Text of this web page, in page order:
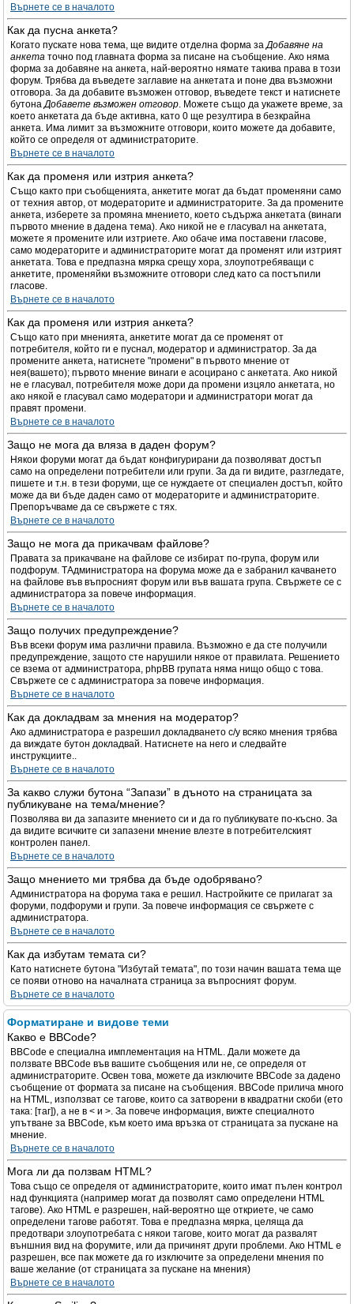
Върнете се в началото
Как да пусна анкета?
Когато пускате нова тема, ще видите отделна форма заДобавяне на
анкета точно под главната форма за писане на съобщение. Ако няма
форма за добавяне на анкета, най-вероятно нямате такива права в този
форум. Трябва да въведете заглавие на анкетата и поне два възможни
отговора. За да добавите възможен отговор, въведете текст и натиснете
бутонаДобавете възможен отговор. Можете също да укажете време, за
което анкетата да бъде активна, като 0 ще резултира в безкрайна
анкета. Има лимит за възможните отговори, които можете да добавите,
който се определя от администраторите.
Върнете се в началото
Как да променя или изтрия анкета?
Също както при съобщенията, анкетите могат да бъдат променяни само
от техния автор, от модераторите и администраторите. За да промените
анкета, изберете за промяна мнението, което съдържа анкетата (винаги
първото мнение в дадена тема). Ако никой не е гласувал на анкетата,
можете я промените или изтриете. Ако обаче има поставени гласове,
само модераторите и администраторите могат да променят или изтрият
анкетата. Това е предпазна мярка срещу хора, злоупотребяващи с
анкетите, променяйки възможните отговори след като са постъпили
гласове.
Върнете се в началото
Как да променя или изтрия анкета?
Също като при мненията, анкетите могат да се променят от
потребителя, който ги е пуснал, модератор и администратор. За да
промените анкета, натиснете "промени" в първото мнение от
нея(вашето); първото мнение винаги е асоцирано с анкетата. Ако никой
не е гласувал, потребителя може дори да промени изцяло анкетата, но
ако някой е гласувал само модератори и администратори могат да
правят промени.
Върнете се в началото
Защо не мога да вляза в даден форум?
Някои форуми могат да бъдат конфигурирани да позволяват достъп
само на определени потребители или групи. За да ги видите, разгледате,
пишете и т.н. в тези форуми, ще се нуждаете от специален достъп, който
може да ви бъде даден само от модераторите и администраторите.
Препоръчваме да се свържете с тях.
Върнете се в началото
Защо не мога да прикачвам файлове?
Правата за прикачване на файлове се избират по-група, форум или
подфорум. TАдминистратора на форума може да е забранил качването
на файлове във въпросният форум или във вашата група. Свържете се с
администратора за повече информация.
Върнете се в началото
Защо получих предупреждение?
Във всеки форум има различни правила. Възможно е да сте получили
предупреждение, защото сте нарушили някое от правилата. Решението
се взема от администратора, phpBB групата няма нищо общо с това.
Свържете се с администратора за повече информация.
Върнете се в началото
Как да докладвам за мнения на модератор?
Ако администратора е разрешил докладването с/у всяко мнения трябва
да виждате бутон докладвай. Натиснете на него и следвайте
инструкциите..
Върнете се в началото
За какво служи бутона “Запази” в дъното на страницата за
публикуване на тема/мнение?
Позволява ви да запазите мнението си и да го публикувате по-късно. За
да видите всичките си запазени мнение влезте в потребителският
контролен панел.
Върнете се в началото
Защо мнението ми трябва да бъде одобрявано?
Администратора на форума така е решил. Настройките се прилагат за
форуми, подфоруми и групи. За повече информация се свържете с
администратора.
Върнете се в началото
Как да избутам темата си?
Като натиснете бутона "Избутай темата", по този начин вашата тема ще
се появи отново на началната страница за въпросният форум.
Върнете се в началото
Форматиране и видове теми
Какво е BBCode?
BBCode е специална имплементация на HTML. Дали можете да
ползвате BBCode във вашите съобщения или не, се определя от
администраторите. Освен това, можете да изключите BBCode за дадено
съобщение от формата за писане на съобщения. BBCode прилича много
на HTML, използват се тагове, които са затворени в квадратни скоби (ето
така: [таг]), а не в < и >. За повече информация, вижте специалното
упътване за BBCode, към което има връзка от страницата за пускане на
мнение.
Върнете се в началото
Мога ли да ползвам HTML?
Това също се определя от администраторите, които имат пълен контрол
над функцията (например могат да позволят само определени HTML
тагове). Ако HTML е разрешен, най-вероятно ще откриете, че само
определени тагове работят. Това е предпазна мярка, целяща да
предотвари злоупотребата с някои тагове, които могат да развалят
външния вид на форумите, или да причинят други проблеми. Ако HTML е
разрешен, все пак можете да го изключите за определени мнения по
ваше желание (от страницата за пускане на мнения)
Върнете се в началото